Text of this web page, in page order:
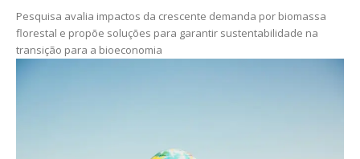
Pesquisa avalia impactos da crescente demanda por biomassa
florestal e propõe soluções para garantir sustentabilidade na
transição para a bioeconomia